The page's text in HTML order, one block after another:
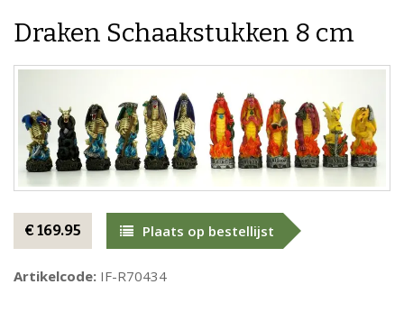
Draken Schaakstukken 8 cm
€ 169.95 Plaats op bestellijst
Artikelcode: IF-R70434